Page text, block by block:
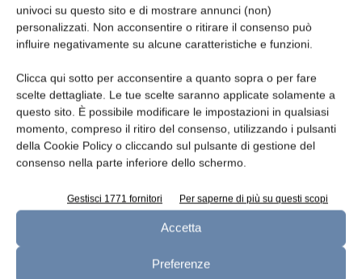
univoci su questo sito e di mostrare annunci (non)
personalizzati. Non acconsentire o ritirare il consenso può
influire negativamente su alcune caratteristiche e funzioni.
Clicca qui sotto per acconsentire a quanto sopra o per fare
scelte dettagliate. Le tue scelte saranno applicate solamente a
questo sito. È possibile modificare le impostazioni in qualsiasi
momento, compreso il ritiro del consenso, utilizzando i pulsanti
della Cookie Policy o cliccando sul pulsante di gestione del
consenso nella parte inferiore dello schermo.
Gestisci 1771 fornitori Per saperne di più su questi scopi
Accetta
Preferenze
punto di vista economico, dei mercati,
del prezzo si è occupato uno studio voluto
impact of the abolition of the milk quota
regime, che ha effettuato una simulazione nel
periodo2005-2020 con o senza quote latte. Eccoi risultati. Se il
regime delle quote latte fosseancora in vigore, secondo la
simulazione, laproduzione totale di latte in Italia crescerebbe
quote latte, la produzionedovrebbe aumentare del 2,9% mentre i
diminuirebbero dello 0,8% nel nostro Paese
invece a livello Ue dell’1,1%.
delle quote lattiere produrrà un ribasso dei